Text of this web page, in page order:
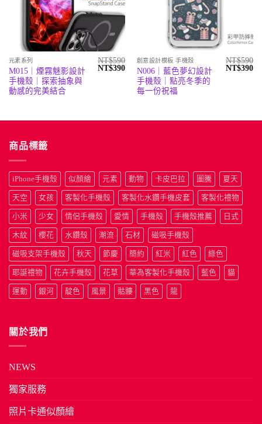
元素系列
M015｜煙霧魅影設計
手機殼｜探索抽象與
動感的完美結合
NT$590
原
NT$390目
格：
創意設計模板 手機殼
N006｜藍色夢幻設計
手機殼｜點亮冬季的
每一份祝福
NT$590
原
NT$390目
商品標籤
iPhone手機殼 似顏繪 元素 動物 卡皮巴拉 圖騰 夏天
天空 女孩 客製化手機殼 客製化水鑽手機皮套 客製化禮物
小米 少女 情侶手機殼 愛情 手機殼 手機殼推薦 日式
木紋 櫻花 水鑽殼 潮流 石材 磁吸手機殼
磁吸支架手機殼 秋天 節慶 簡約 紅米 紅色 綠色
耶誕禮物 花卉手機殼 花草 華為客製化手機殼 藍色 貓
運動 銀河 靛色 風景 骷髏 黑色 龍
關於我們
NEWS
獨家服務
照片卡通似顏繪